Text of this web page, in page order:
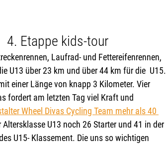
4. Etappe kids-tour
Laufrad- und Fettereifenrennen,
U13 über 23 km und über 44 km für die  U15.
einer Länge von knapp 3 Kilometer. Vier
fordert am letzten Tag viel Kraft und
Wheel Divas Cycling Team mehr als 40
U13 noch 26 Starter und 41 in der
U15- Klassement. Die uns so wichtigen